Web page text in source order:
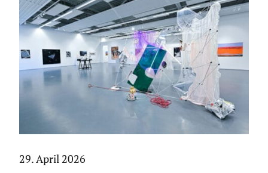
29. April 2026